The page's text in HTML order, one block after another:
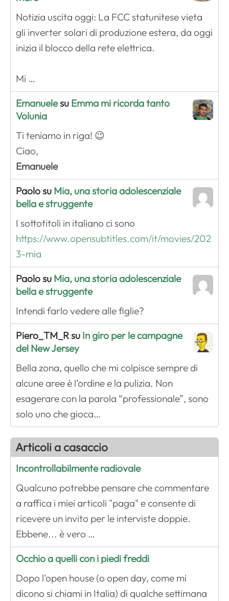
Notizia uscita oggi: La FCC statunitese vieta
gli inverter solari di produzione estera, da oggi
inizia il blocco della rete elettrica.
Mi …
Emanuelesu Emma mi ricorda tanto
Volunia
Ti teniamo in riga! 😉
Ciao,
Emanuele
Paolo su Mia, una storia adolescenziale
bella e struggente
I sottotitoli in italiano ci sono
https://www.opensubtitles.com/it/movies/202
3-mia
Paolo su Mia, una storia adolescenziale
bella e struggente
Intendi farlo vedere alle figlie?
Piero_TM_R su In giro per le campagne
del New Jersey
Bella zona, quello che mi colpisce sempre di
alcune aree è l’ordine e la pulizia. Non
esagerare con la parola “professionale”, sono
solo uno che gioca…
Articoli a casaccio
Incontrollabilmente radiovale
Qualcuno potrebbe pensare che commentare
a raffica i miei articoli "paga" e consente di
ricevere un invito per le interviste doppie.
Ebbene... è vero …
Occhio a quelli con i piedi freddi
Dopo l'open house (o open day, come mi
dicono si chiami in Italia) di qualche settimana